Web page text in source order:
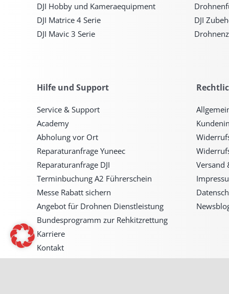
DJI Hobby und Kameraequipment
DJI Matrice 4 Serie
DJI Mavic 3 Serie
DJI
Hilfe und Support
Service & Support
Academy
Abholung vor Ort
Reparaturanfrage Yuneec
Reparaturanfrage DJI
Terminbuchung A2 Führerschein
Messe Rabatt sichern
Angebot für Drohnen Dienstleistung
Bundesprogramm zur Rehkitzrettung
Karriere
Kontakt
Versand